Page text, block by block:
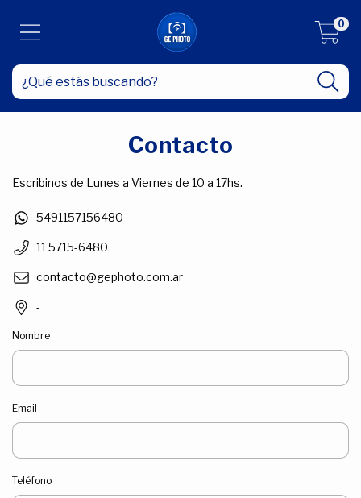
0
Contacto
Escribinos de Lunes a Viernes de 10 a 17hs.
5491157156480
11 5715-6480
contacto@gephoto.com.ar
-
Nombre
Email
Teléfono